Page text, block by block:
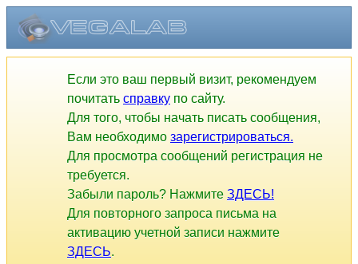
Если это ваш первый визит, рекомендуем
почитать справку по сайту.
Для того, чтобы начать писать сообщения,
Вам необходимо зарегистрироваться.
Для просмотра сообщений регистрация не
требуется.
Забыли пароль? Нажмите ЗДЕСЬ!
Для повторного запроса письма на
активацию учетной записи нажмите
ЗДЕСЬ.